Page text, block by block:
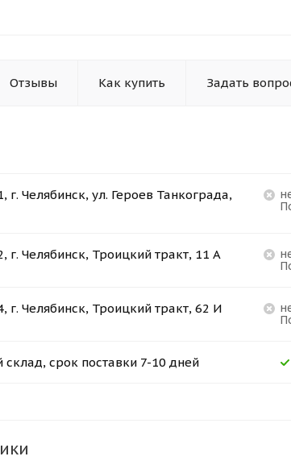
Отзывы Как купить Задать
г. Челябинск, ул. Героев Танкограда,
г. Челябинск, Троицкий тракт, 11 А
г. Челябинск, Троицкий тракт, 62 И
срок поставки 7-10 дней